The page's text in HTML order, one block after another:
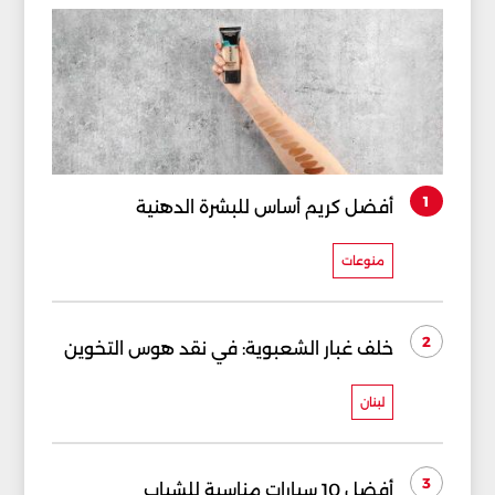
1 أفضل كريم أساس للبشرة الدهنية
منوعات
2 خلف غبار الشعبوية: في نقد هوس التخوين
لبنان
3 أفضل 10 سيارات مناسبة للشباب